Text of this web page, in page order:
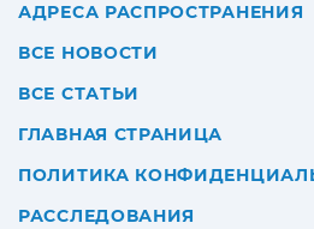
АДРЕСА РАСПРОСТРАНЕНИЯ
ВСЕ НОВОСТИ
ВСЕ СТАТЬИ
ГЛАВНАЯ СТРАНИЦА
ПОЛИТИКА
РАССЛЕДОВАНИЯ